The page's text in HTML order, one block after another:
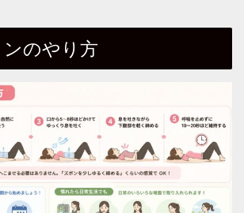
ンのやり方